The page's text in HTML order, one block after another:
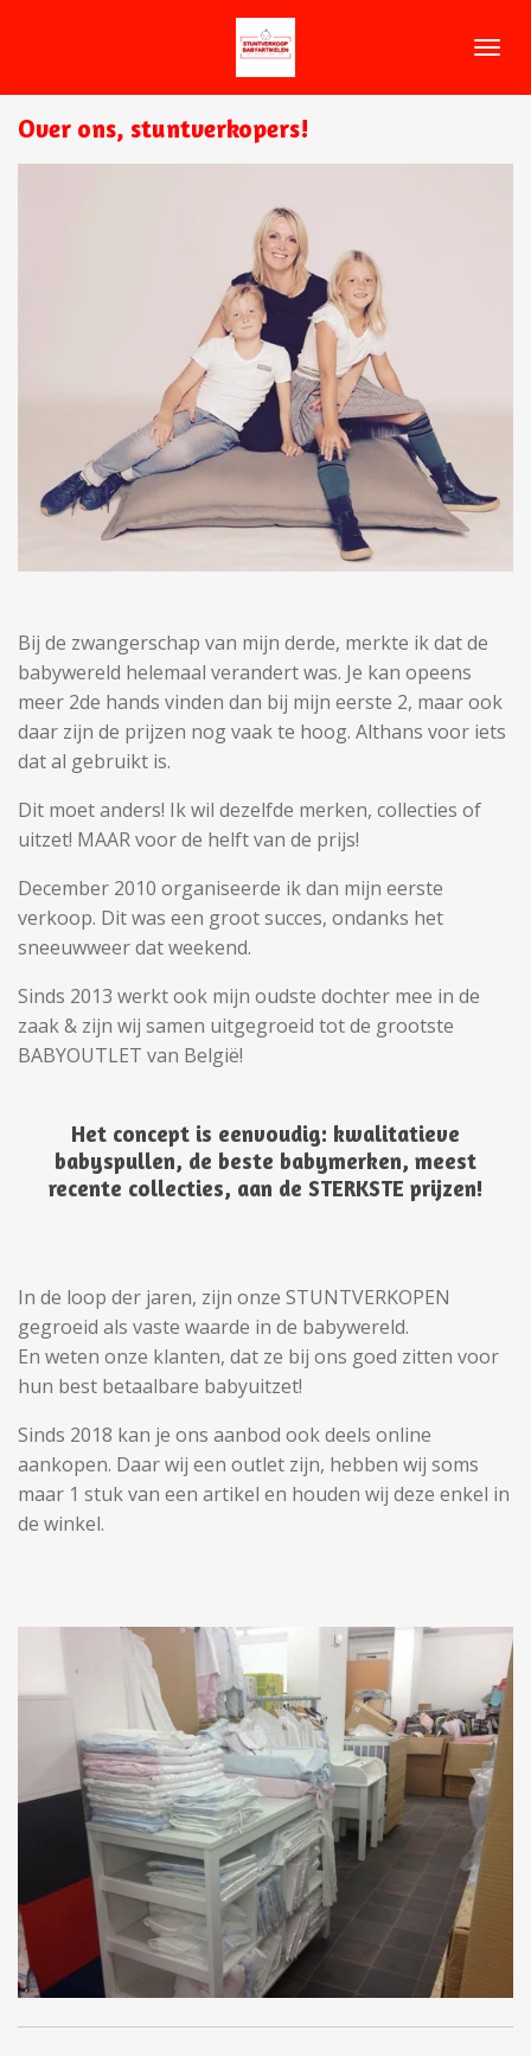
hoofdinhoud
Over ons, stuntverkopers!
Bij de zwangerschap van mijn derde, merkte ik dat de
babywereld helemaal verandert was. Je kan opeens
meer 2de hands vinden dan bij mijn eerste 2, maar ook
daar zijn de prijzen nog vaak te hoog. Althans voor iets
dat al gebruikt is.
Dit moet anders! Ik wil dezelfde merken, collecties of
uitzet! MAAR voor de helft van de prijs!
December 2010 organiseerde ik dan mijn eerste
verkoop. Dit was een groot succes, ondanks het
sneeuwweer dat weekend.
Sinds 2013 werkt ook mijn oudste dochter mee in de
zaak & zijn wij samen uitgegroeid tot de grootste
BABYOUTLET van België!
Het concept is eenvoudig: kwalitatieve
babyspullen, de beste babymerken, meest
recente collecties, aan de STERKSTE prijzen!
In de loop der jaren, zijn onze STUNTVERKOPEN
gegroeid als vaste waarde in de babywereld.
En weten onze klanten, dat ze bij ons goed zitten voor
hun best betaalbare babyuitzet!
Sinds 2018 kan je ons aanbod ook deels online
aankopen. Daar wij een outlet zijn, hebben wij soms
maar 1 stuk van een artikel en houden wij deze enkel in
de winkel.